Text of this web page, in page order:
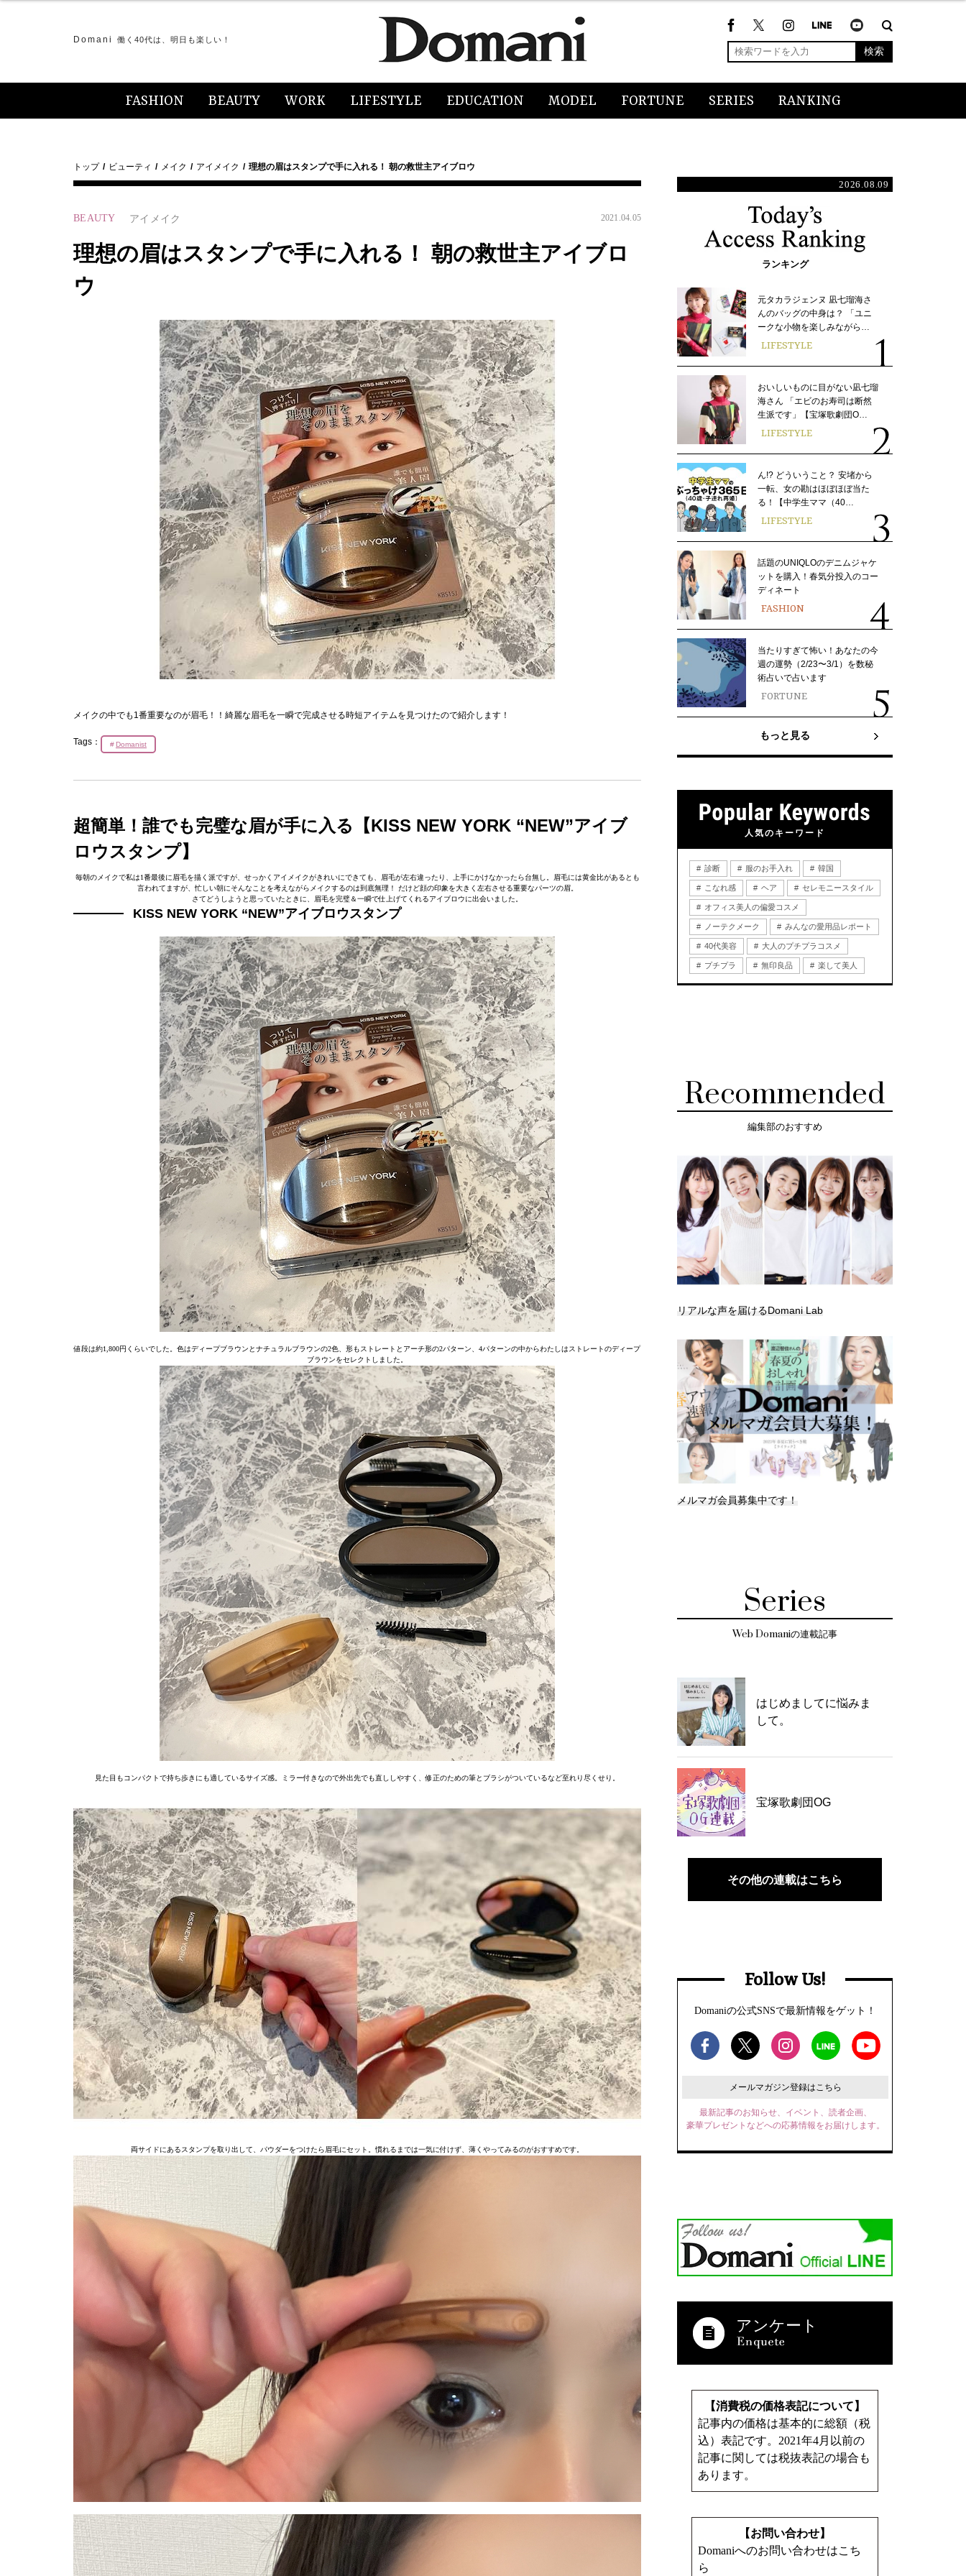
Domani 働く40代は、明日も楽しい！
検索
FASHION BEAUTY WORK LIFESTYLE EDUCATION MODEL FORTUNE SERIES RANKING
トップ ビューティ メイク アイメイク 理想の眉はスタンプで手に入れる！ 朝の救世主アイブロウ
BEAUTY アイメイク 2021.04.05
理想の眉はスタンプで手に入れる！ 朝の救世主アイブロ
ウ
メイクの中でも1番重要なのが眉毛！！綺麗な眉毛を一瞬で完成させる時短アイテムを見つけたので紹介します！
Tags： Domanist
超簡単！誰でも完璧な眉が手に入る【KISS NEW YORK “NEW”アイブ
ロウスタンプ】
毎朝のメイクで私は1番最後に眉毛を描く派ですが、せっかくアイメイクがきれいにできても、眉毛が左右違ったり、上手にかけなかったら台無し。眉毛には黄金比があるとも
言われてますが、忙しい朝にそんなことを考えながらメイクするのは到底無理！ だけど顔の印象を大きく左右させる重要なパーツの眉。
さてどうしようと思っていたときに、眉毛を完璧＆一瞬で仕上げてくれるアイブロウに出会いました。
KISS NEW YORK “NEW”アイブロウスタンプ
値段は約1,800円くらいでした。色はディープブラウンとナチュラルブラウンの2色、形もストレートとアーチ形の2パターン、4パターンの中からわたしはストレートのディープ
ブラウンをセレクトしました。
見た目もコンパクトで持ち歩きにも適しているサイズ感。ミラー付きなので外出先でも直ししやすく、修正のための筆とブラシがついているなど至れり尽くせり。
両サイドにあるスタンプを取り出して、パウダーをつけたら眉毛にセット。慣れるまでは一気に付けず、薄くやってみるのがおすすめです。
2026.08.09
ランキング
元タカラジェンヌ 凪七瑠海さ
んのバッグの中身は？ 「ユニ
ークな小物を楽しみながら…
LIFESTYLE
おいしいものに目がない凪七瑠
海さん 「エビのお寿司は断然
生派です」【宝塚歌劇団O…
LIFESTYLE
ん!? どういうこと？ 安堵から
一転、女の勘はほぼほぼ当た
る！【中学生ママ（40…
LIFESTYLE
話題のUNIQLOのデニムジャケ
ットを購入！春気分投入のコー
ディネート
FASHION
当たりすぎて怖い！あなたの今
週の運勢（2/23〜3/1）を数秘
術占いで占います
FORTUNE
もっと見る
人気のキーワード
診断 服のお手入れ 韓国
こなれ感 ヘア セレモニースタイル
オフィス美人の偏愛コスメ
ノーテクメーク みんなの愛用品レポート
40代美容 大人のプチプラコスメ
プチプラ 無印良品 楽して美人
Recommended
編集部のおすすめ
リアルな声を届けるDomani Lab
メルマガ会員募集中です！
Series
Web Domaniの連載記事
はじめましてに悩みま
して。
宝塚歌劇団OG
その他の連載はこちら
Follow Us!
Domaniの公式SNSで最新情報をゲット！
メールマガジン登録はこちら
最新記事のお知らせ、イベント、読者企画、
豪華プレゼントなどへの応募情報をお届けします。
アンケート
【消費税の価格表記について】
記事内の価格は基本的に総額（税
込）表記です。2021年4月以前の
記事に関しては税抜表記の場合も
あります。
【お問い合わせ】
Domaniへのお問い合わせはこち
ら